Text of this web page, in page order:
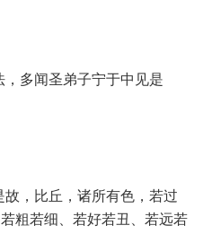
，多闻圣弟子宁于中见是
故，比丘，诸所有色，若过
粗若细、若好若丑、若远若